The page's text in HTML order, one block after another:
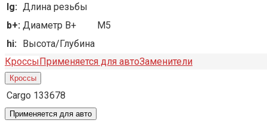
lg: Длина резьбы
b+: Диаметр B+
M5
hi: Высота/Глубина
КроссыПрименяется для автоЗаменители
Кроссы
Cargo 133678
Применяется для авто